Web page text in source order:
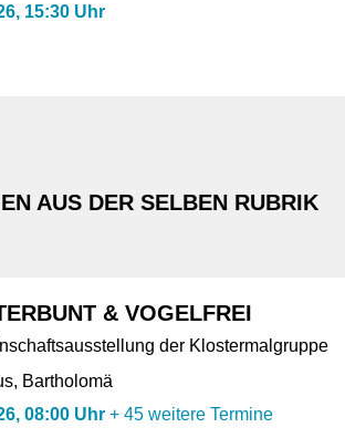
15:30 Uhr
AUS DER SELBEN RUBRIK
& VOGELFREI
der Klostermalgruppe
Bartholomä
08:00 Uhr + 45 weitere Termine